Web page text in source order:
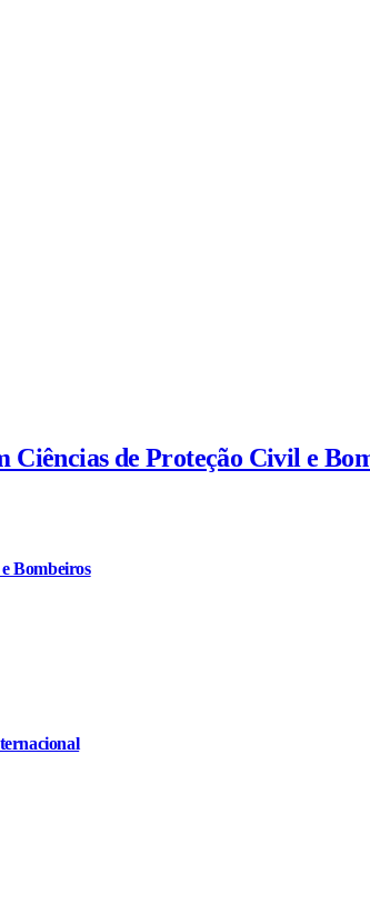
de Proteção Civil e
Bombeiros